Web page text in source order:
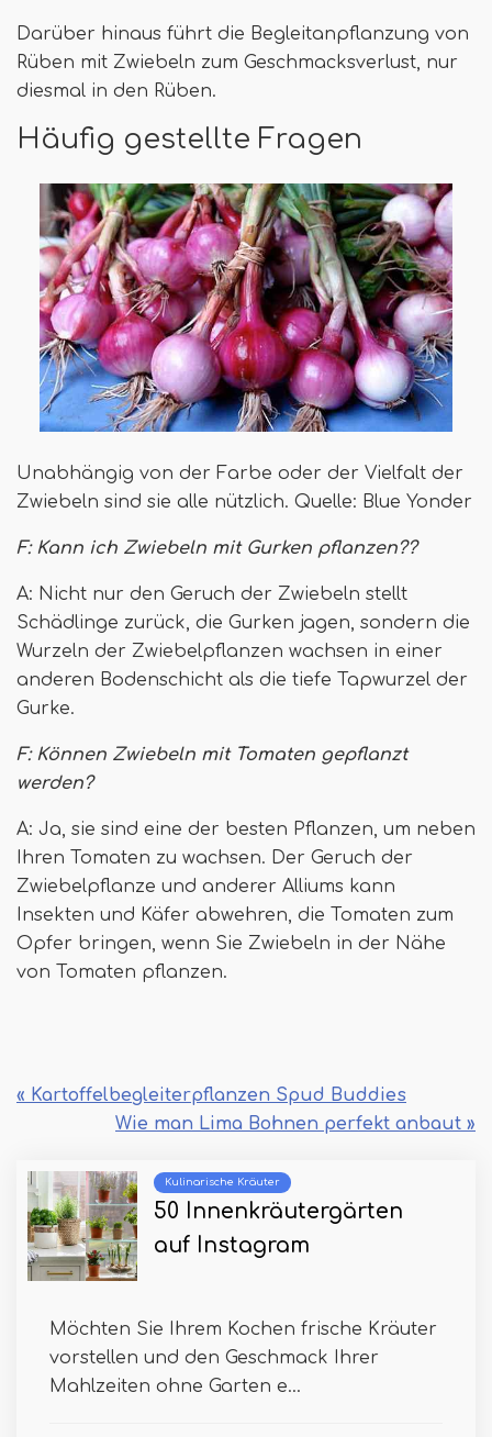
Darüber hinaus führt die Begleitanpflanzung von
Rüben mit Zwiebeln zum Geschmacksverlust, nur
diesmal in den Rüben.
Häufig gestellte Fragen
Unabhängig von der Farbe oder der Vielfalt der
Zwiebeln sind sie alle nützlich. Quelle: Blue Yonder
F: Kann ich Zwiebeln mit Gurken pflanzen??
A: Nicht nur den Geruch der Zwiebeln stellt
Schädlinge zurück, die Gurken jagen, sondern die
Wurzeln der Zwiebelpflanzen wachsen in einer
anderen Bodenschicht als die tiefe Tapwurzel der
Gurke.
F: Können Zwiebeln mit Tomaten gepflanzt
werden?
A: Ja, sie sind eine der besten Pflanzen, um neben
Ihren Tomaten zu wachsen. Der Geruch der
Zwiebelpflanze und anderer Alliums kann
Insekten und Käfer abwehren, die Tomaten zum
Opfer bringen, wenn Sie Zwiebeln in der Nähe
von Tomaten pflanzen.
« Kartoffelbegleiterpflanzen Spud Buddies
Wie man Lima Bohnen perfekt anbaut »
Kulinarische Kräuter
50 Innenkräutergärten
auf Instagram
Möchten Sie Ihrem Kochen frische Kräuter
vorstellen und den Geschmack Ihrer
Mahlzeiten ohne Garten e...